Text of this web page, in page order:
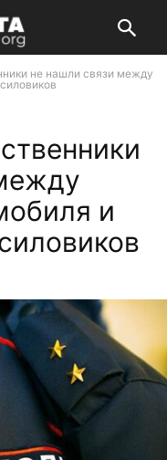
не нашли связи между
и